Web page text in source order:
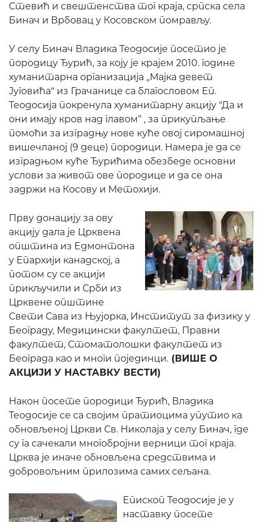
Стевић и свештенства тог краја, српска села
Бинач и Врбовац у Косовском помрављу.
У селу Бинач Владика Теодосије посетио је
породицу Ђурић, за коју је крајем 2010. године
хуманитарна организација „Мајка девет
Југовића“ из Грачанице са благословом Еп.
Теодосија покренула хуманитарну акцију “Да и
они имају кров над главом” , за прикупљање
помоћи за изградњу нове куће овој сиромашној
вишечланој (9 деце) породици. Намера је да се
изградњом куће Ђурићима обезбеде основни
услови за живот ове породице и да се она
задржи на Косову и Метохији.
Прву донацију за ову
акцију дала је Црквена
општина из Едмонтона
у Епархији канадској, а
потом су се акцији
прикључили и Срби из
Црквене општине
Свети Сава из Њујорка, Институт за физику у
Београду, Медицински факултет, Правни
факултет, Стоматолошки факултет из
Београда као и многи појединци. (ВИШЕ О
АКЦИЈИ У НАСТАВКУ ВЕСТИ)
Након посете породици Ђурић, Владика
Теодосије се са својим пратиоцима упутио ка
обновљеној Цркви Св. Николаја у селу Бинач, где
су га сачекали многобројни верници тог краја.
Црква је иначе обновљена средствима и
добровољним прилозима самих сељана.
Епископ Теодосије је у
наставку посете